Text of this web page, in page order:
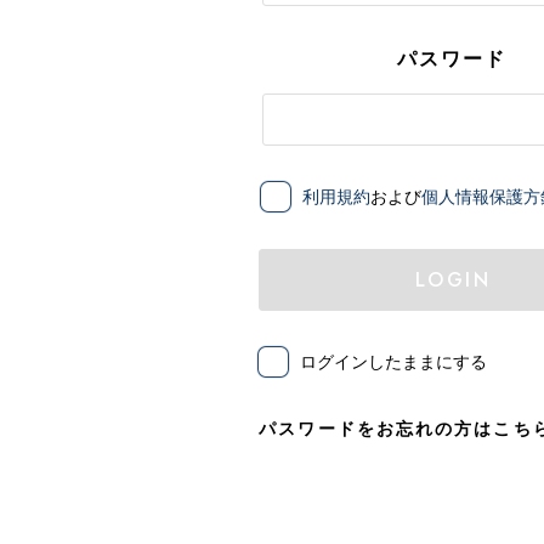
パスワード
利用規約および個人情報保護方
LOGIN
ログインしたままにする
パスワードをお忘れの方はこち